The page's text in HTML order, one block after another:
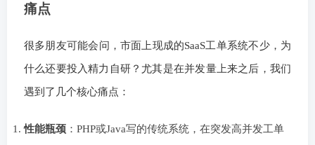
痛点
很多朋友可能会问，市面上现成的SaaS工单系统不少，为
什么还要投入精力自研？尤其是在并发量上来之后，我们
遇到了几个核心痛点：
性能瓶颈 ：PHP或Java写的传统系统，在突发高并发工单